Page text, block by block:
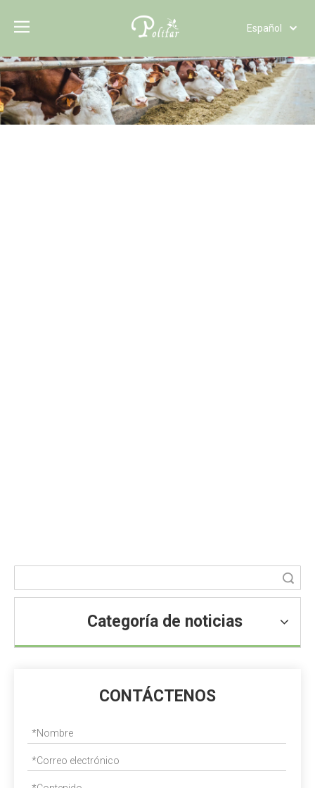
Español
Polski
Tiếng Việt
Italiano
Deutsch
Categoría de noticias
CONTÁCTENOS